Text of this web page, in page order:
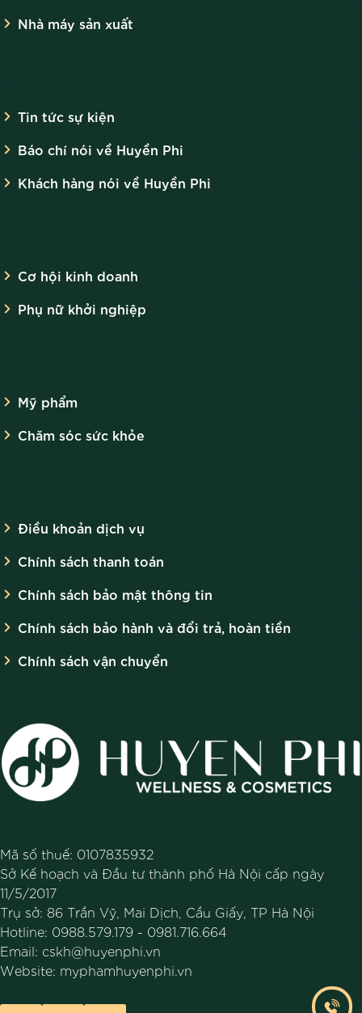
Nhà máy sản xuất
Tin tức sự kiện
Báo chí nói về Huyền Phi
Khách hàng nói về Huyền Phi
Cơ hội kinh doanh
Phụ nữ khởi nghiệp
Mỹ phẩm
Chăm sóc sức khỏe
Điều khoản dịch vụ
Chính sách thanh toán
Chính sách bảo mật thông tin
Chính sách bảo hành và đổi trả, hoàn tiền
Chính sách vận chuyển
Mã số thuế: 0107835932
Sở Kế hoạch và Đầu tư thành phố Hà Nội cấp ngày
11/5/2017
Trụ sở: 86 Trần Vỹ, Mai Dịch, Cầu Giấy, TP Hà Nội
Hotline: 0988.579.179 - 0981.716.664
Email: cskh@huyenphi.vn
Website: myphamhuyenphi.vn